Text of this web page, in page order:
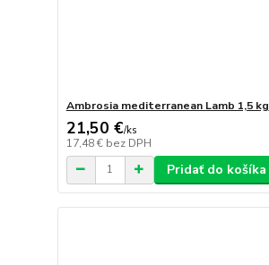
Ambrosia mediterranean Lamb 1,5 kg
21,50 €/ks
17,48 € bez DPH
Pridať do košíka